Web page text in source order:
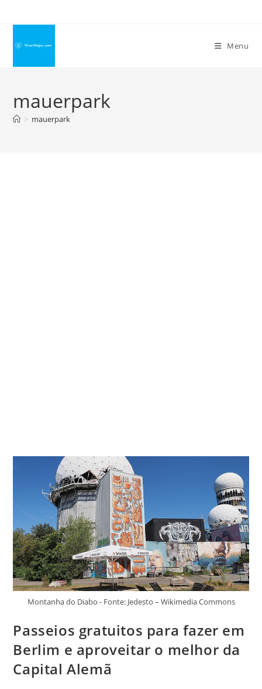
conteúdo
Menu
mauerpark
> mauerpark
Montanha do Diabo - Fonte: Jedesto – Wikimedia Commons
Passeios gratuitos para fazer em
Berlim e aproveitar o melhor da
Capital Alemã